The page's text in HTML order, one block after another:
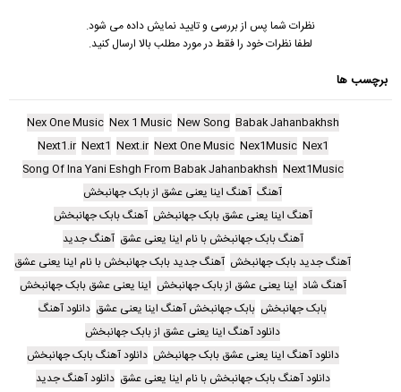
نظرات شما پس از بررسی و تایید نمایش داده می شود.
لطفا نظرات خود را فقط در مورد مطلب بالا ارسال کنید.
برچسب ها
Babak Jahanbakhsh
New Song
Nex 1 Music
Nex One Music
Nex1
Nex1Music
Next One Music
Next.ir
Next1
Next1.ir
Next1Music
Song Of Ina Yani Eshgh From Babak Jahanbakhsh
آهنگ آهنگ اینا یعنی عشق از بابک جهانبخش
آهنگ اینا یعنی عشق بابک جهانبخش آهنگ بابک جهانبخش
آهنگ بابک جهانبخش با نام اینا یعنی عشق آهنگ جدید
آهنگ جدید بابک جهانبخش آهنگ جدید بابک جهانبخش با نام اینا یعنی عشق
آهنگ شاد اینا یعنی عشق از بابک جهانبخش اینا یعنی عشق بابک جهانبخش
بابک جهانبخش بابک جهانبخش آهنگ اینا یعنی عشق دانلود آهنگ
دانلود آهنگ اینا یعنی عشق از بابک جهانبخش
دانلود آهنگ اینا یعنی عشق بابک جهانبخش دانلود آهنگ بابک جهانبخش
دانلود آهنگ بابک جهانبخش با نام اینا یعنی عشق دانلود آهنگ جدید